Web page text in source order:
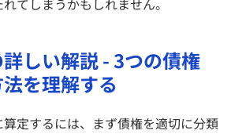
てしまうかもしれません。
しい解説 - 3つの債権
を理解する
定するには、まず債権を適切に分類